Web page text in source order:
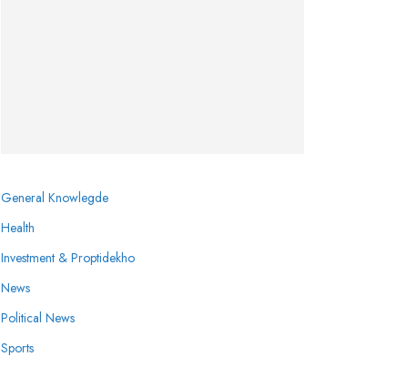
General Knowlegde
Health
Investment & Proptidekho
News
Political News
Sports